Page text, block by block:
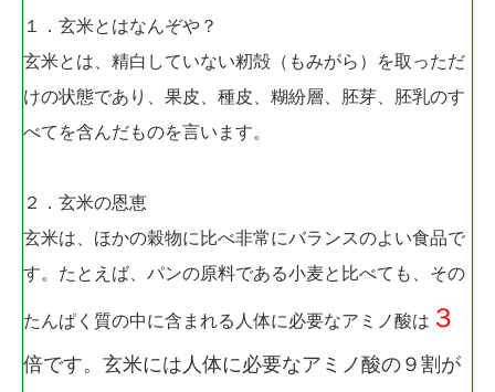
１．玄米とはなんぞや？
玄米とは、精白していない籾殻（もみがら）を取っただ
けの状態であり、果皮、種皮、糊紛層、胚芽、胚乳のす
べてを含んだものを言います。
２．玄米の恩恵
玄米は、ほかの穀物に比べ非常にバランスのよい食品で
す。たとえば、パンの原料である小麦と比べても、その
たんぱく質の中に含まれる人体に必要なアミノ酸は ３
倍です。玄米には人体に必要なアミノ酸の９割が